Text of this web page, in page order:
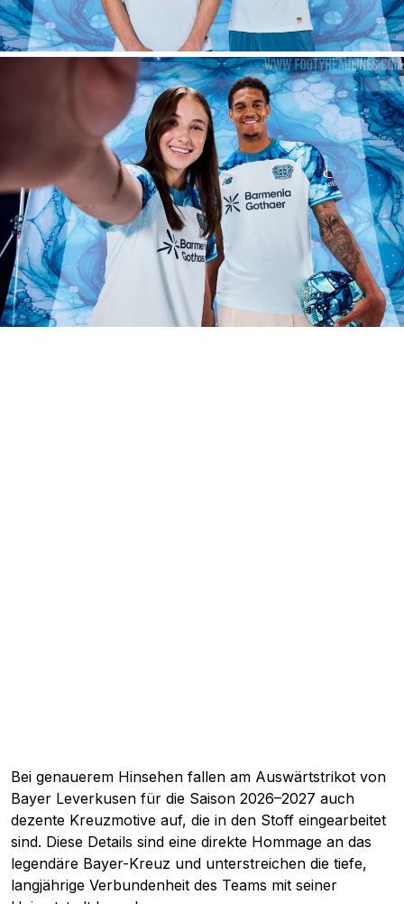
Bei genauerem Hinsehen fallen am Auswärtstrikot von
Bayer Leverkusen für die Saison 2026–2027 auch
dezente Kreuzmotive auf, die in den Stoff eingearbeitet
sind. Diese Details sind eine direkte Hommage an das
legendäre Bayer-Kreuz und unterstreichen die tiefe,
langjährige Verbundenheit des Teams mit seiner